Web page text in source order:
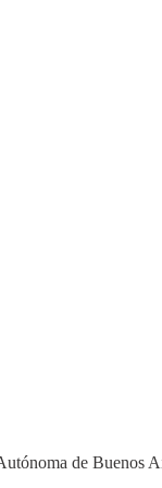
de Buenos